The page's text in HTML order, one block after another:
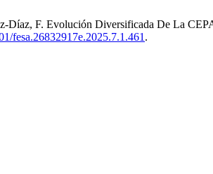
Díaz, F. Evolución Diversificada De La
fesa.26832917e.2025.7.1.461 .